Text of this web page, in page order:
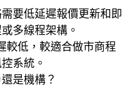
要低延遲報價更新和即
多線程架構。
較低，較適合做市商程
系統。
是機構？